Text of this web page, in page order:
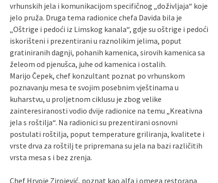
vrhunskih jela i komunikacijom specifičnog „doživljaja“ koje
jelo pruža. Druga tema radionice chefa Davida bila je
„Oštrige i pedoći iz Limskog kanala“, gdje su oštrige i pedoći
iskorišteni i prezentirani u raznolikim jelima, poput
gratiniranih dagnji, pohanih kamenica, sirovih kamenica sa
želeom od pjenušca, juhe od kamenica i ostalih.
Marijo Čepek, chef konzultant poznat po vrhunskom
poznavanju mesa te svojim posebnim vještinama u
kuharstvu, u proljetnom ciklusu je zbog velike
zainteresiranosti vodio dvije radionice na temu „Kreativna
jela s roštilja“. Na radionici su prezentirani osnovni
postulati roštilja, poput temperature griliranja, kvalitete i
vrste drva za roštilj te pripremana su jela na bazi različitih
vrsta mesa s i bez zrenja.
Chef Hrvoje Zirojević, poznat kao alfa i omega restorana